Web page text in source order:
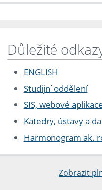
Důležité
ENGLISH
Studijní oddělení
SIS, webové
Katedry, ústavy a
Harmonogram ak.
Zobrazit